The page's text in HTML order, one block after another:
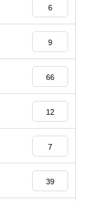
6
9
66
12
7
39